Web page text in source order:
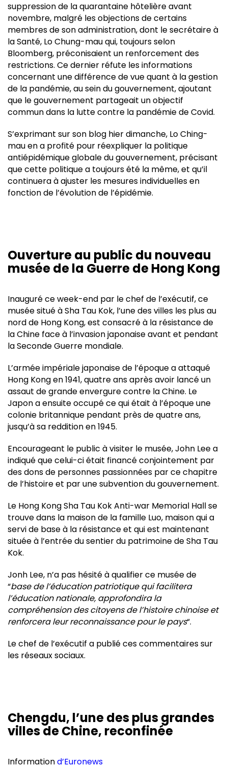
suppression de la quarantaine hôtelière avant
novembre, malgré les objections de certains
membres de son administration, dont le secrétaire à
la Santé, Lo Chung-mau qui, toujours selon
Bloomberg, préconisaient un renforcement des
restrictions. Ce dernier réfute les informations
concernant une différence de vue quant à la gestion
de la pandémie, au sein du gouvernement, ajoutant
que le gouvernement partageait un objectif
commun dans la lutte contre la pandémie de Covid.
S’exprimant sur son blog hier dimanche, Lo Ching-
mau en a profité pour réexpliquer la politique
antiépidémique globale du gouvernement, précisant
que cette politique a toujours été la même, et qu’il
continuera à ajuster les mesures individuelles en
fonction de l’évolution de l’épidémie.
Ouverture au public du nouveau
musée de la Guerre de Hong Kong
Inauguré ce week-end par le chef de l’exécutif, ce
musée situé à Sha Tau Kok, l’une des villes les plus au
nord de Hong Kong, est consacré à la résistance de
la Chine face à l’invasion japonaise avant et pendant
la Seconde Guerre mondiale.
L’armée impériale japonaise de l’époque a attaqué
Hong Kong en 1941, quatre ans après avoir lancé un
assaut de grande envergure contre la Chine. Le
Japon a ensuite occupé ce qui était à l’époque une
colonie britannique pendant près de quatre ans,
jusqu’à sa reddition en 1945.
Encourageant le public à visiter le musée, John Lee a
indiqué que celui-ci était financé conjointement par
des dons de personnes passionnées par ce chapitre
de l’histoire et par une subvention du gouvernement.
Le Hong Kong Sha Tau Kok Anti-war Memorial Hall se
trouve dans la maison de la famille Luo, maison qui a
servi de base à la résistance et qui est maintenant
située à l’entrée du sentier du patrimoine de Sha Tau
Kok.
Jonh Lee, n’a pas hésité à qualifier ce musée de
“base de l’éducation patriotique qui facilitera
l’éducation nationale, approfondira la
compréhension des citoyens de l’histoire chinoise et
renforcera leur reconnaissance pour le pays“.
Le chef de l’exécutif a publié ces commentaires sur
les réseaux sociaux.
Chengdu, l’une des plus grandes
villes de Chine, reconfinée
Informationd’Euronews